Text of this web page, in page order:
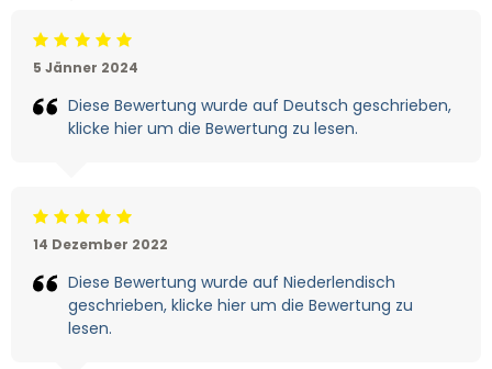
Beoordeling: 5/5
5 Jänner 2024
Diese Bewertung wurde auf Deutsch geschrieben,
klicke hier um die Bewertung zu lesen.
Beoordeling: 5/5
14 Dezember 2022
Diese Bewertung wurde auf Niederlendisch
geschrieben, klicke hier um die Bewertung zu
lesen.